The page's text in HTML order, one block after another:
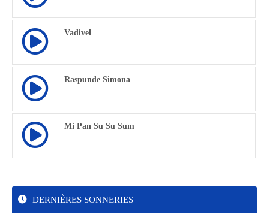
Vadivel
Raspunde Simona
Mi Pan Su Su Sum
DERNIÈRES SONNERIES